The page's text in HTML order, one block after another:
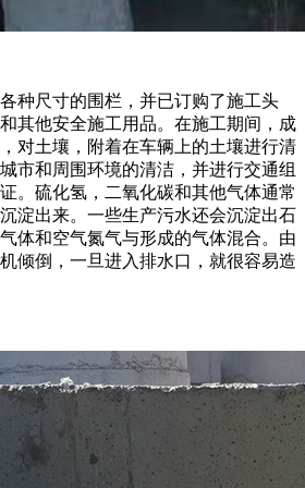
种尺寸的围栏，并已订购了施工头
其他安全施工用品。在施工期间，成
对土壤，附着在车辆上的土壤进行清
市和周围环境的清洁，并进行交通组
。硫化氢，二氧化碳和其他气体通常
淀出来。一些生产污水还会沉淀出石
体和空气氮气与形成的气体混合。由
倾倒，一旦进入排水口，就很容易造